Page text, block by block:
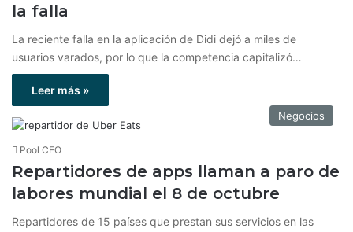
la falla
La reciente falla en la aplicación de Didi dejó a miles de
usuarios varados, por lo que la competencia capitalizó…
Leer más »
Negocios
Pool CEO
Repartidores de apps llaman a paro de
labores mundial el 8 de octubre
Repartidores de 15 países que prestan sus servicios en las